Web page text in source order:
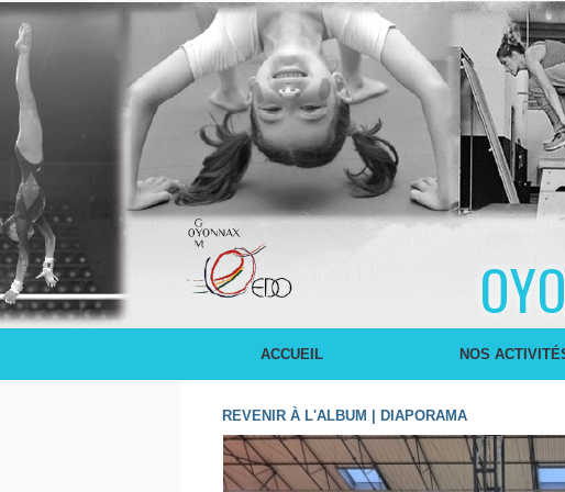
ACCUEIL NOS
REVENIR À L'ALBUM DIAPORAMA